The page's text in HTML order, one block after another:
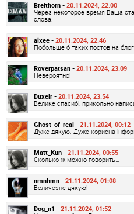
Breithorn - 20.11.2024, 22:00
Через некоторое время Ваша
слова.
alxee - 20.11.2024, 22:46
Побольше б таких постов на
Roverpatsan - 20.11.2024, 23:09
Невероятно!
Duxelr - 20.11.2024, 23:54
Велике спасибі, прикольно
Ghost_of_real - 21.11.2024, 00:12
Дуже дякую. Дуже корисна
Matt_Kun - 21.11.2024, 00:55
Сколько ж можно говорить…
nmnhmn - 21.11.2024, 01:08
Величезне дякую!
Dog_n1 - 21.11.2024, 01:52